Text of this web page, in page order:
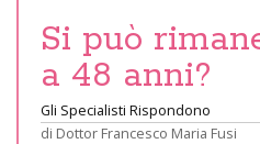
Si può
a 48 anni?
Gli Specialisti Rispondono
di Dottor Francesco Maria Fusi